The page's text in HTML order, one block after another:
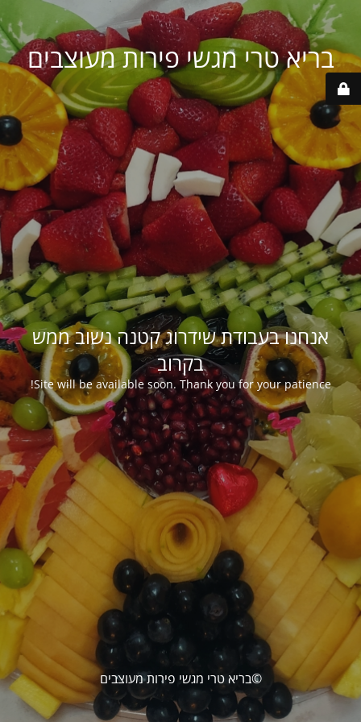
בריא טרי מגשי פירות מעוצבים
אנחנו בעבודת שידרוג קטנה נשוב ממש
בקרוב
Site will be available soon. Thank you for your patience!
©בריא טרי מגשי פירות מעוצבים